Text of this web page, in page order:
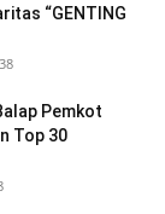
“GENTING
Pemkot
Top 30